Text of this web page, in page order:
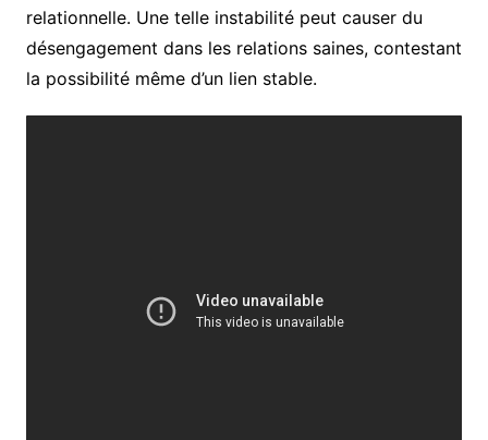
relationnelle. Une telle instabilité peut causer du
désengagement dans les relations saines, contestant
la possibilité même d’un lien stable.